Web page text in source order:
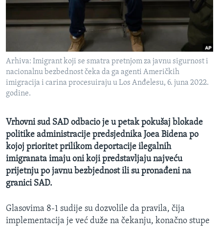
O GLASU AMERIKE
Learning English
PRATITE NAS
Jezici
Arhiva: Imigrant koji se smatra pretnjom za javnu sigurnost i
nacionalnu bezbednost čeka da ga agenti Američkih
imigracija i carina procesuiraju u Los Anđelesu, 6. juna 2022.
godine.
Vrhovni sud SAD odbacio je u petak pokušaj blokade
politike administracije predsjednika Joea Bidena po
kojoj prioritet prilikom deportacije ilegalnih
imigranata imaju oni koji predstavljaju najveću
prijetnju po javnu bezbjednost ili su pronađeni na
granici SAD.
Glasovima 8-1 sudije su dozvolile da pravila, čija
implementacija je već duže na čekanju, konačno stupe